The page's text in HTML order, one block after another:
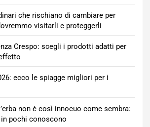
che rischiano di cambiare per
visitarli e proteggerli
Crespo: scegli i prodotti adatti per
ecco le spiagge migliori per i
non è così innocuo come sembra:
pochi conoscono